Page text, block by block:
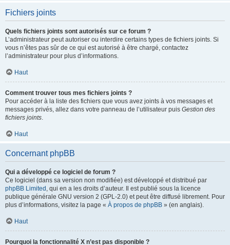
Fichiers joints
Quels fichiers joints sont autorisés sur ce forum ?
L’administrateur peut autoriser ou interdire certains types de fichiers joints. Si
vous n’êtes pas sûr de ce qui est autorisé à être chargé, contactez
l’administrateur pour plus d’informations.
Haut
Comment trouver tous mes fichiers joints ?
Pour accéder à la liste des fichiers que vous avez joints à vos messages et
messages privés, allez dans votre panneau de l’utilisateur puis Gestion des
fichiers joints.
Haut
Concernant phpBB
Qui a développé ce logiciel de forum ?
Ce logiciel (dans sa version non modifiée) est développé et distribué par
phpBB Limited , qui en a les droits d’auteur. Il est publié sous la licence
publique générale GNU version 2 (GPL-2.0) et peut être diffusé librement. Pour
plus d’informations, visitez la page « À propos de phpBB » (en anglais).
Haut
Pourquoi la fonctionnalité X n’est pas disponible ?